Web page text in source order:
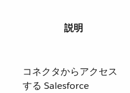
説明
コネクタからアクセス
する Salesforce